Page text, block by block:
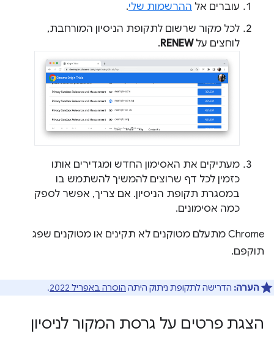
עוברים אל ההרשמות שלי.
לכל מקור שרשום לתקופת הניסיון המורחבת,
לוחצים עלRENEW
.
מעתיקים את האסימון החדש ומגדירים אותו
כזמין לכל דף שרוצים להמשיך להשתמש בו
במסגרת תקופת הניסיון. אם צריך, אפשר לספק
כמה אסימונים.
Chrome מתעלם מטוקנים לא תקינים או מטוקנים שפג
תוקפם.
הערה: הדרישה לתקופת ניתוק היתה הוסרה באפריל 2022 .
הצגת פרטים על גרסת המקור לניסיון